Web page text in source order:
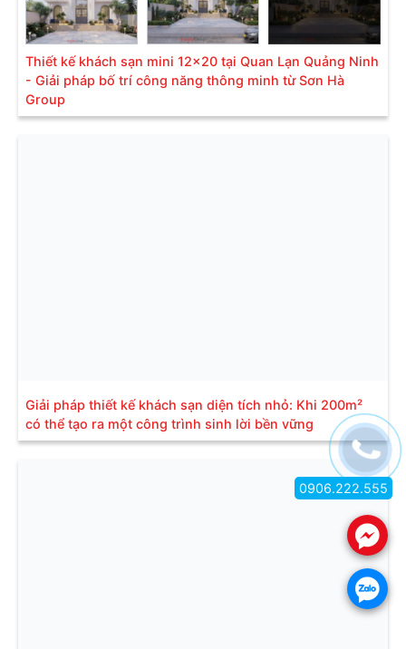
Thiết kế khách sạn mini 12x20 tại Quan Lạn Quảng Ninh
- Giải pháp bố trí công năng thông minh từ Sơn Hà
Group
Giải pháp thiết kế khách sạn diện tích nhỏ: Khi 200m²
có thể tạo ra một công trình sinh lời bền vững
.
.
0906.222.555